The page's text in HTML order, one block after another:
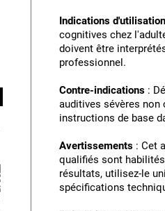
Indications
cognitives chez
doivent être
professionnel.
Contre-indications :
auditives sévères non
instructions de base
Avertissements : Cet
qualifiés sont
résultats, utilisez-le
spécifications